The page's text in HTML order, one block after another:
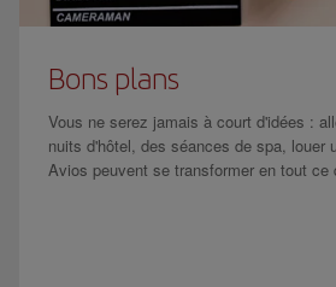
Bons plans
Vous ne serez jamais à court d'idées :
nuits d'hôtel, des séances de spa, louer
Avios peuvent se transformer en tout ce